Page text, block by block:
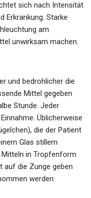
sich nach Intensität
Erkrankung. Starke
am
unwirksam machen.
und bedrohlicher die
Mittel gegeben
Stunde. Jeder
Üblicherweise
die der Patient
Glas stillem
in Tropfenform
die Zunge geben
werden.